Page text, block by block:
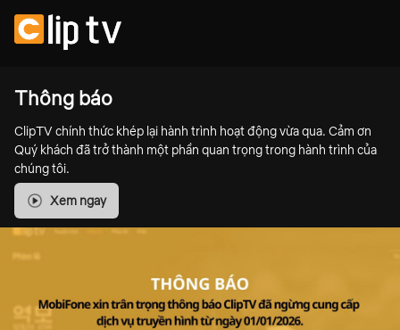
Thông báo
ClipTV chính thức khép lại hành trình hoạt động vừa qua. Cảm ơn
Quý khách đã trở thành một phần quan trọng trong hành trình của
chúng tôi.
Xem ngay